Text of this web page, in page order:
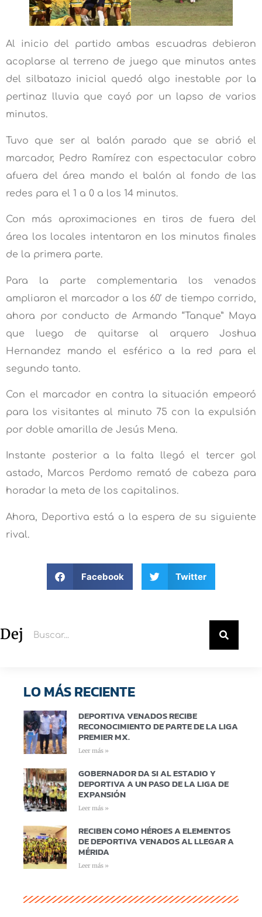
Al inicio del partido ambas escuadras debieron
acoplarse al terreno de juego que minutos antes
del silbatazo inicial quedó algo inestable por la
pertinaz lluvia que cayó por un lapso de varios
minutos.
Tuvo que ser al balón parado que se abrió el
marcador, Pedro Ramírez con espectacular cobro
afuera del área mando el balón al fondo de las
redes para el 1 a 0 a los 14 minutos.
Con más aproximaciones en tiros de fuera del
área los locales intentaron en los minutos finales
de la primera parte.
Para la parte complementaria los venados
ampliaron el marcador a los 60’ de tiempo corrido,
ahora por conducto de Armando “Tanque” Maya
que luego de quitarse al arquero Joshua
Hernandez mando el esférico a la red para el
segundo tanto.
Con el marcador en contra la situación empeoró
para los visitantes al minuto 75 con la expulsión
por doble amarilla de Jesús Mena.
Instante posterior a la falta llegó el tercer gol
astado, Marcos Perdomo remató de cabeza para
horadar la meta de los capitalinos.
Ahora, Deportiva está a la espera de su siguiente
rival.
Facebook Twitter
Deja un comentario
LO MÁS RECIENTE
DEPORTIVA VENADOS RECIBE
RECONOCIMIENTO DE PARTE DE LA LIGA
PREMIER MX.
Leer más »
GOBERNADOR DA SI AL ESTADIO Y
DEPORTIVA A UN PASO DE LA LIGA DE
EXPANSIÓN
Leer más »
RECIBEN COMO HÉROES A ELEMENTOS
DE DEPORTIVA VENADOS AL LLEGAR A
MÉRIDA
Leer más »